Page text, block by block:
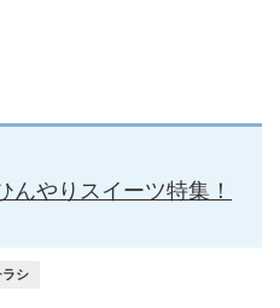
やりスイーツ特集！
シ